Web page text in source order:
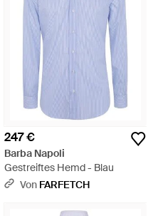
247 €
Barba Napoli
Gestreiftes Hemd - Blau
Von FARFETCH